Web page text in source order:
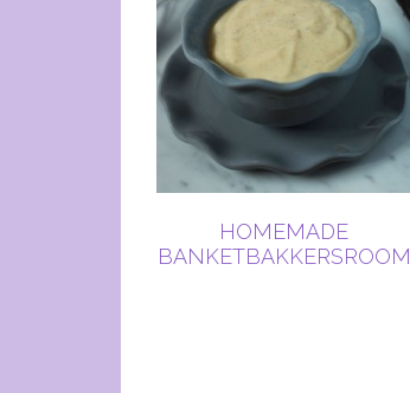
HOMEMADE
BANKETBAKKERSROOM